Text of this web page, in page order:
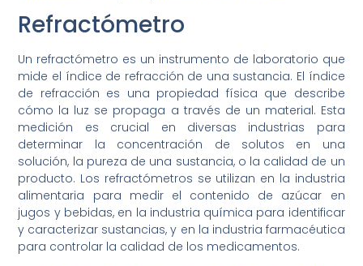
Refractómetro
Un refractómetro es un instrumento de laboratorio que
mide el índice de refracción de una sustancia. El índice
de refracción es una propiedad física que describe
cómo la luz se propaga a través de un material. Esta
medición es crucial en diversas industrias para
determinar la concentración de solutos en una
solución, la pureza de una sustancia, o la calidad de un
producto. Los refractómetros se utilizan en la industria
alimentaria para medir el contenido de azúcar en
jugos y bebidas, en la industria química para identificar
y caracterizar sustancias, y en la industria farmacéutica
para controlar la calidad de los medicamentos.